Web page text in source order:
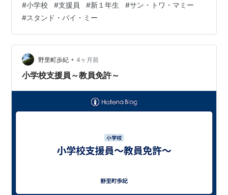
からないまま放っておかず、自分で「ヘルプ」できるこ
とは、とても大事なことです。 そしてそんな時、特に女
児は私の腕を掴んで「先生。ずっとそばにいて」と目を
見つめながらを言います。もちろん恋愛感情や異性とし
て意識しているのではありません。「サン・トワ・マミ
ー」ではなく、「スタンド・バイ・ミー」です。あ…
#小学校 #支援員 #新１年生 #サン・トワ・マミー
#スタンド・バイ・ミー
野里町歩紀 • 4ヶ月前
小学校支援員～教員免許～